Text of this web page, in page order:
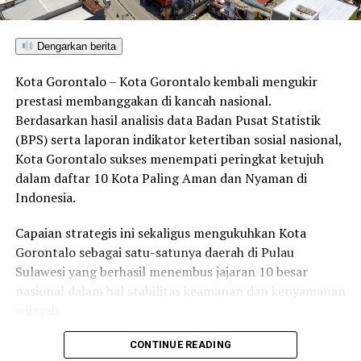
kami berharap calon mahasiswa dapat memanfaatkan
melakukan registrasi,” kata Eduart.
Portal Resmi SNPMB
Portal resmi SNPMB dapat diakses diportal.snpmb.id
yang akan menyediakan informasi lengkap terkait
tahapan seleksi dan registrasi akun.
RELATED TOPICS:
JALUR SELEKSI NASIONAL PENERIMAAN MAHASISWA BARU
KUOTA PTN SNPMB
PENDAFTARAN AKUN SNPMB
PENDAFTARAN SNPMB 2026
PORTAL RESMI SNPMB
SELEKSI NASIONAL BERBASIS PRESTASI (SNBP)
SELEKSI NASIONAL BERBASIS TES (SNBT)
SNPMB 2026
Hari Perhubungan Nasional 2025: Bupati Pohuwato
Dengarkan berita
Kota Gorontalo – Kota Gorontalo kembali mengukir
prestasi membanggakan di kancah nasional.
Berdasarkan hasil analisis data Badan Pusat Statistik
(BPS) serta laporan indikator ketertiban sosial nasional,
Kota Gorontalo sukses menempati peringkat ketujuh
dalam daftar 10 Kota Paling Aman dan Nyaman di
Indonesia.
Capaian strategis ini sekaligus mengukuhkan Kota
Gorontalo sebagai satu-satunya daerah di Pulau
Sulawesi yang berhasil menembus jajaran 10 besar
nasional dalam hal stabilitas keamanan dan kenyamanan
Sebagai pusat pemerintahan, pertumbuhan ekonomi,
CONTINUE READING